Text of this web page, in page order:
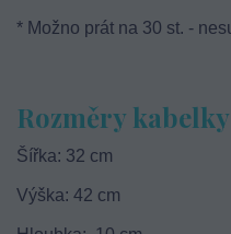
* Možno prát na 30 st. -
Rozměry kabelky
Šířka: 32 cm
Výška: 42 cm